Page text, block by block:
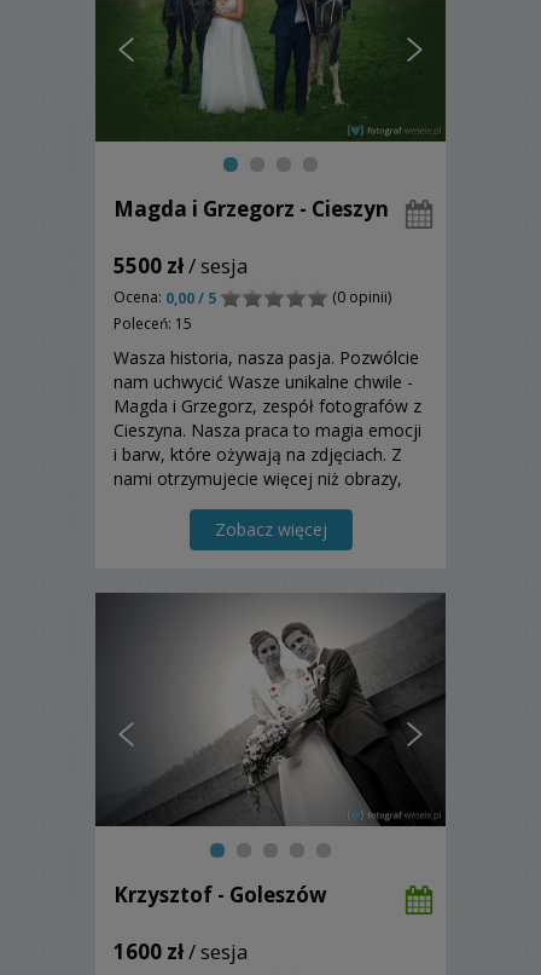
Magda i Grzegorz - Cieszyn
5500 zł/ sesja
Ocena: 0,00 / 5
(0 opinii)
Poleceń: 15
Wasza historia, nasza pasja. Pozwólcie
nam uchwycić Wasze unikalne chwile -
Magda i Grzegorz, zespół fotografów z
Cieszyna. Nasza praca to magia emocji
i barw, które ożywają na zdjęciach. Z
nami otrzymujecie więcej niż obrazy,
niezapomnianych wspomnień.
Zobacz więcej
Krzysztof - Goleszów
1600 zł/ sesja